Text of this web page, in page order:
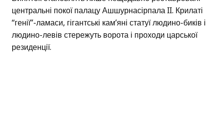
центральні покої палацу Ашшурнасірпала II. Крилаті
“генії”-ламаси, гігантські кам’яні статуї людино-биків і
людино-левів стережуть ворота і проходи царської
резиденції.